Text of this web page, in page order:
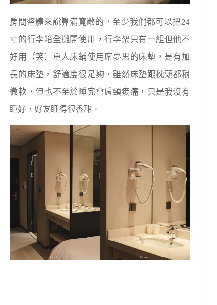
房間整體來說算滿寬敞的，至少我們都可以把24
寸的行李箱全攤開使用，行李架只有一組但他不
好用（笑）單人床鋪使用席夢思的床墊，是有加
長的床墊，舒適度很足夠，雖然床墊跟枕頭都稍
微軟，但也不至於睡完會肩頸痠痛，只是我沒有
睡好，好友睡得很香甜。